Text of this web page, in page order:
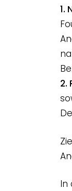
1.
2.
In